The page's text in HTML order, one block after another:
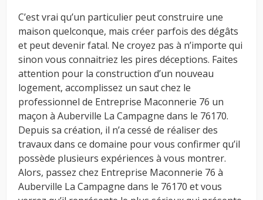
C’est vrai qu’un particulier peut construire une
maison quelconque, mais créer parfois des dégâts
et peut devenir fatal. Ne croyez pas à n’importe qui
sinon vous connaitriez les pires déceptions. Faites
attention pour la construction d’un nouveau
logement, accomplissez un saut chez le
professionnel de Entreprise Maconnerie 76 un
maçon à Auberville La Campagne dans le 76170.
Depuis sa création, il n’a cessé de réaliser des
travaux dans ce domaine pour vous confirmer qu’il
possède plusieurs expériences à vous montrer.
Alors, passez chez Entreprise Maconnerie 76 à
Auberville La Campagne dans le 76170 et vous